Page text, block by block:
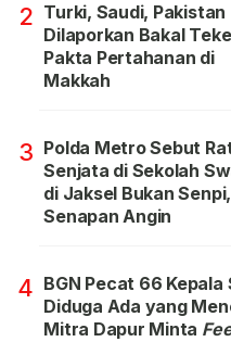
2 Turki, Saudi, Pakistan
Dilaporkan Bakal
Pakta Pertahanan di
Makkah
3 Polda Metro Sebut
Senjata di Sekolah
di Jaksel Bukan
Senapan Angin
4 BGN Pecat 66 Kepala
Diduga Ada yang
Mitra Dapur Minta